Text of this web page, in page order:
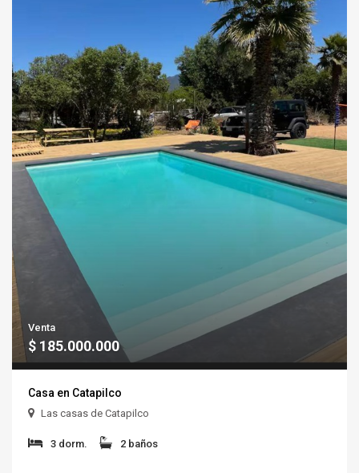
Venta
$ 185.000.000
Casa en Catapilco
Las casas de Catapilco
3 dorm. 2 baños